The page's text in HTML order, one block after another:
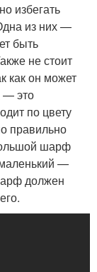
избегать
из них —
быть
не стоит
как он может
— это
по цвету
правильно
шарф
—
должен